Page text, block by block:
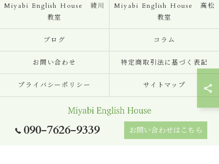
090-7626-9339 お問い合わせはこちら
Miyabi English House 綾川
教室
Miyabi English House 高松
教室
ブログ コラム
お問い合わせ 特定商取引法に基づく表記
プライバシーポリシー サイトマップ
© 2026 香川の英会話ならMiyabi English House ALL RIGHTS RESERVED.